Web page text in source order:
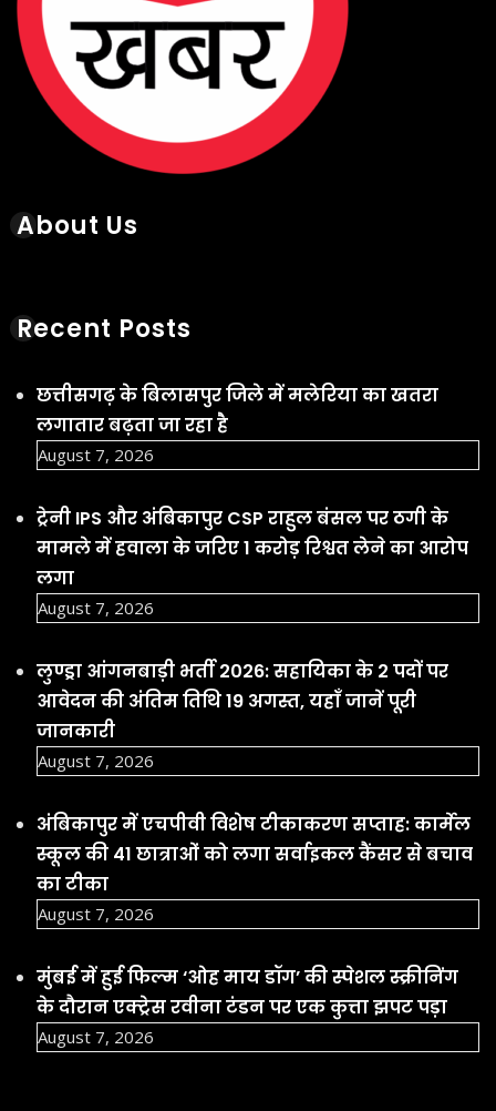
About Us
Recent Posts
छत्तीसगढ़ के बिलासपुर जिले में मलेरिया का खतरा
लगातार बढ़ता जा रहा है
August 7, 2026
ट्रेनी IPS और अंबिकापुर CSP राहुल बंसल पर ठगी के
मामले में हवाला के जरिए 1 करोड़ रिश्वत लेने का आरोप
लगा
August 7, 2026
लुण्ड्रा आंगनबाड़ी भर्ती 2026: सहायिका के 2 पदों पर
आवेदन की अंतिम तिथि 19 अगस्त, यहाँ जानें पूरी
जानकारी
August 7, 2026
अंबिकापुर में एचपीवी विशेष टीकाकरण सप्ताह: कार्मेल
स्कूल की 41 छात्राओं को लगा सर्वाइकल कैंसर से बचाव
का टीका
August 7, 2026
मुंबई में हुई फिल्म ‘ओह माय डॉग’ की स्पेशल स्क्रीनिंग
के दौरान एक्ट्रेस रवीना टंडन पर एक कुत्ता झपट पड़ा
August 7, 2026